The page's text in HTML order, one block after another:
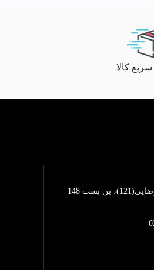
کالا
تهرانپارس، خیابان محمد رضایی(121)، بن بست 148